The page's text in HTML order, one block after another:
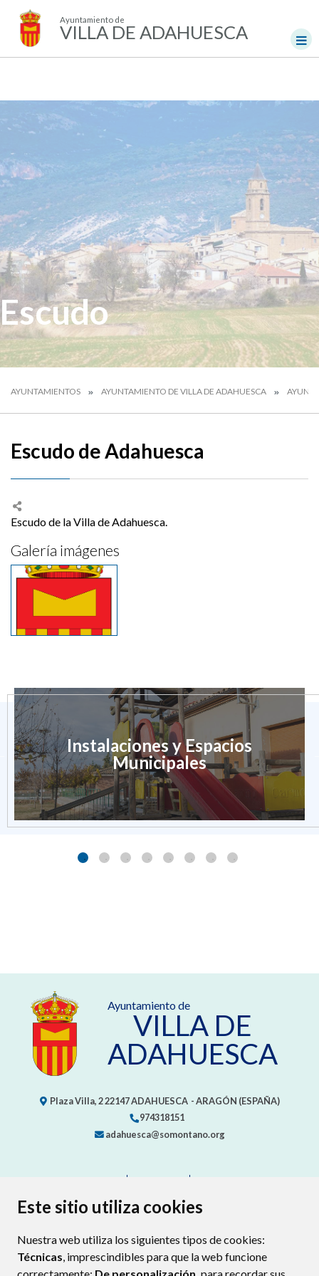
Este sitio utiliza cookies
Nuestra web utiliza los siguientes tipos de cookies:
Técnicas, imprescindibles para que la web funcione
Ayuntamiento de
VILLA DE ADAHUESCA
Escudo
AYUNTAMIENTOS AYUNTAMIENTO DE VILLA DE ADAHUESCA
Escudo de Adahuesca
Escudo de la Villa de Adahuesca.
Galería imágenes
Instalaciones y Espacios
Municipales
Ayuntamiento de
VILLA DE
ADAHUESCA
Plaza Villa, 222147ADAHUESCA - ARAGÓN (ESPAÑA)
974318151
adahuesca@somontano.org
PROTECCIÓN DE DATOS
POLÍTICA DE COOKIES
ENLACE EXTERNO AL